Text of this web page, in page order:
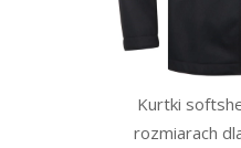
Kurtki
rozmiarach